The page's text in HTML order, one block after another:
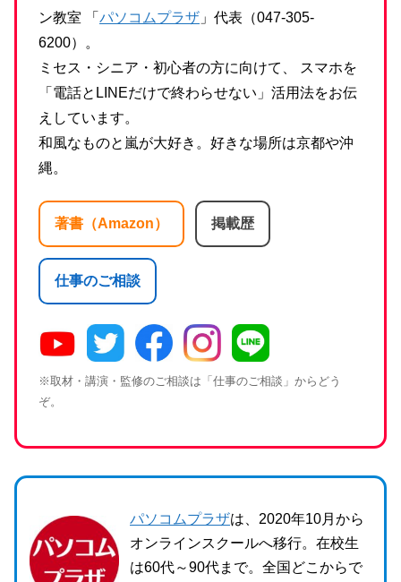
ン教室 「 パソコムプラザ 」代表（047-305-
6200）。
ミセス・シニア・初心者の方に向けて、 スマホを
「電話とLINEだけで終わらせない」活用法をお伝
えしています。
和風なものと嵐が大好き。好きな場所は京都や沖
縄。
著書（Amazon） 掲載歴
仕事のご相談
※取材・講演・監修のご相談は「仕事のご相談」からどう
ぞ。
パソコムプラザは、2020年10月から
オンラインスクールへ移行。在校生
は60代～90代まで。全国どこからで